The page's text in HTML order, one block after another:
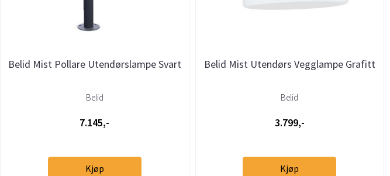
Belid Mist Pollare Utendørslampe Svart
Belid
7.145,-
Kjøp
Belid Mist Utendørs Vegglampe Grafitt
Belid
3.799,-
Kjøp